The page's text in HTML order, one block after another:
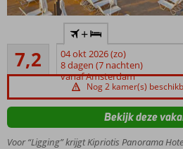
centrum
van
Psalidi
250
meter
van
het
7,2Voldoende/goed
73
beoordelingen
+
04 okt 2026 (zo)
8 dagen (7 nachten)
vanaf Amsterdam
Nog 2 kamer(s)
Voor “Ligging” krijgt Kipriotis Panorama
Bekijk deze